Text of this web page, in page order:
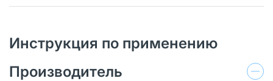
Инструкция по применению
Производитель